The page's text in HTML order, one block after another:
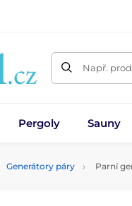
Např.
Pergoly Sauny
Generátory páry Parní